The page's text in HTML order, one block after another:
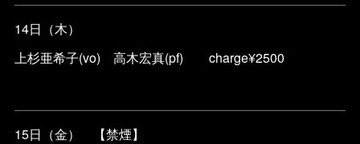
14日（木）
上杉亜希子(vo) 高木宏真(pf) charge¥2500
15日（金） 【禁煙】